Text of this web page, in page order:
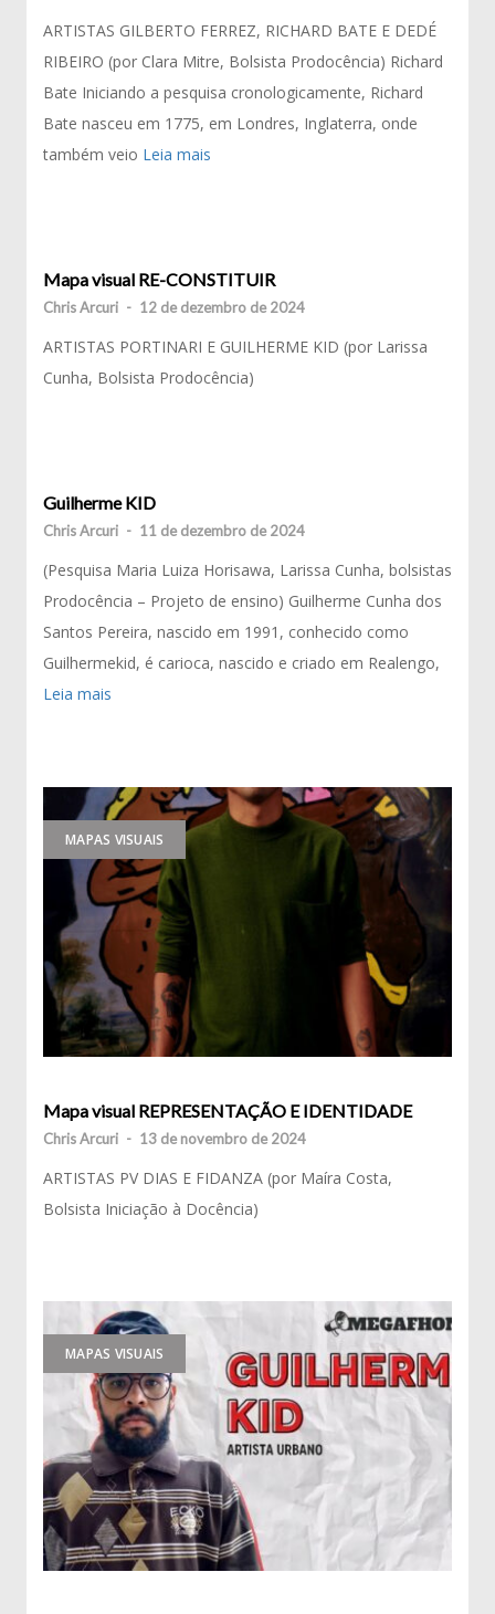
ARTISTAS GILBERTO FERREZ, RICHARD BATE E DEDÉ
RIBEIRO (por Clara Mitre, Bolsista Prodocência) Richard
Bate Iniciando a pesquisa cronologicamente, Richard
Bate nasceu em 1775, em Londres, Inglaterra, onde
também veio Leia mais
Mapa visual RE-CONSTITUIR
Chris Arcuri - 12 de dezembro de 2024
ARTISTAS PORTINARI E GUILHERME KID (por Larissa
Cunha, Bolsista Prodocência)
Guilherme KID
Chris Arcuri - 11 de dezembro de 2024
(Pesquisa Maria Luiza Horisawa, Larissa Cunha, bolsistas
Prodocência – Projeto de ensino) Guilherme Cunha dos
Santos Pereira, nascido em 1991, conhecido como
Guilhermekid, é carioca, nascido e criado em Realengo,
Leia mais
MAPAS VISUAIS
Mapa visual REPRESENTAÇÃO E IDENTIDADE
Chris Arcuri - 13 de novembro de 2024
ARTISTAS PV DIAS E FIDANZA (por Maíra Costa,
Bolsista Iniciação à Docência)
MAPAS VISUAIS